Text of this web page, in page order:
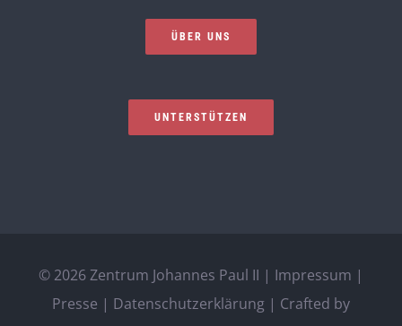
ÜBER UNS
UNTERSTÜTZEN
© 2026 Zentrum Johannes Paul II | Impressum |
Presse | Datenschutzerklärung | Crafted by